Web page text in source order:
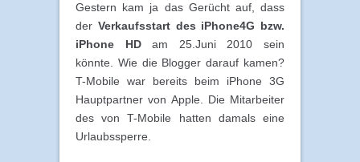
Gestern kam ja das Gerücht auf, dass
der Verkaufsstart des iPhone4G bzw.
iPhone HDam 25.Juni 2010 sein
könnte. Wie die Blogger darauf kamen?
T-Mobile war bereits beim iPhone 3G
Hauptpartner von Apple. Die Mitarbeiter
des von T-Mobile hatten damals eine
Urlaubssperre.